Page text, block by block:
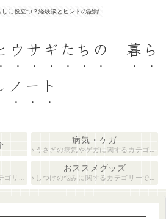
しに役立つ？経験談とヒントの記録
ウサギたちの 暮ら
ノート
病気・ケガ
うさぎの病気やゲガに関するカテゴリーです。
す。
おススメグッズ
しつけの悩みに関するカテゴリーです。